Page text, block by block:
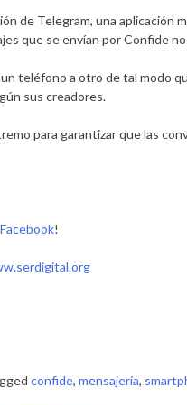
de Telegram, una aplicación
que se envían por Confide
teléfono a otro de tal modo
sus creadores.
para garantizar que las
Facebook!
confide, mensajería,